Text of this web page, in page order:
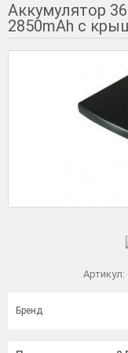
Аккумулятор
2850mAh с
Артикул:
Бренд